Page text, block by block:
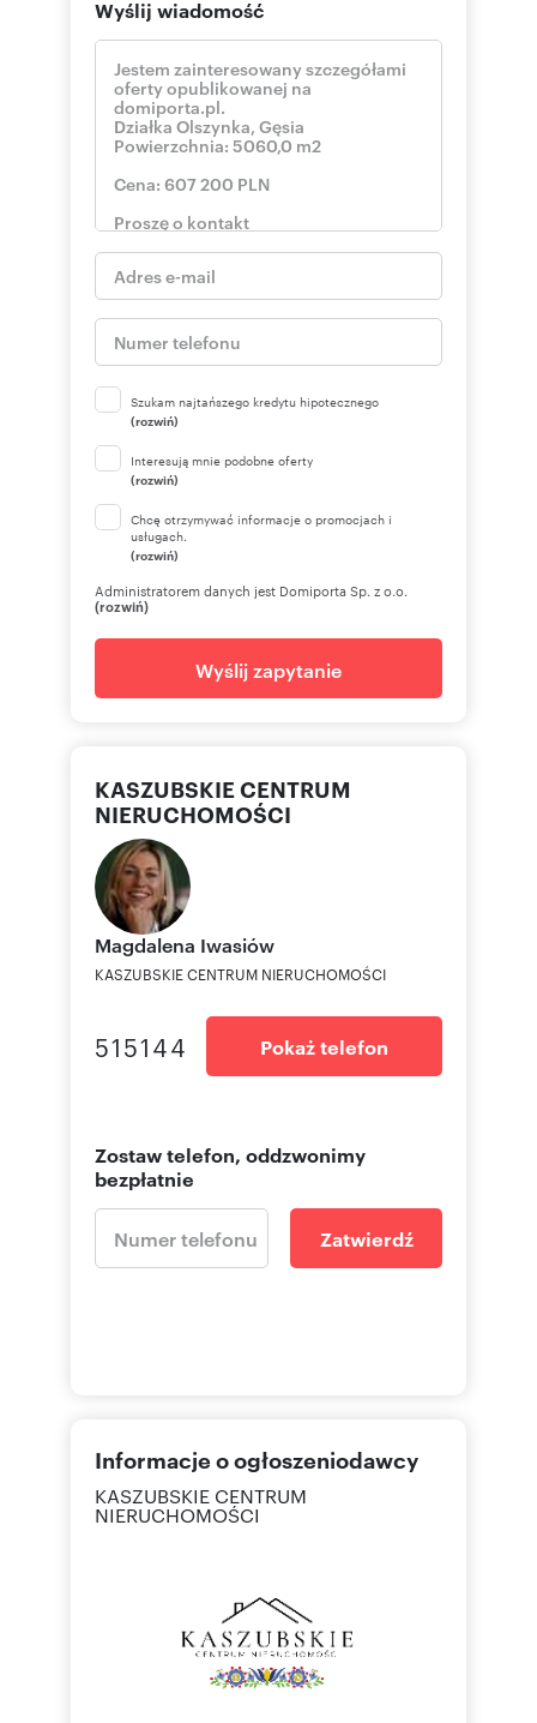
Wyślij wiadomość
Szukam najtańszego kredytu hipotecznego
(rozwiń)
Interesują mnie podobne oferty
(rozwiń)
Chcę otrzymywać informacje o promocjach i
usługach.
(rozwiń)
Administratorem danych jest Domiporta Sp. z o.o.
(rozwiń)
Wyślij zapytanie
KASZUBSKIE CENTRUM
NIERUCHOMOŚCI
Magdalena Iwasiów
KASZUBSKIE CENTRUM NIERUCHOMOŚCI
515144 Pokaż telefon
Zostaw telefon, oddzwonimy
bezpłatnie
Zatwierdź
Informacje o ogłoszeniodawcy
KASZUBSKIE CENTRUM
NIERUCHOMOŚCI